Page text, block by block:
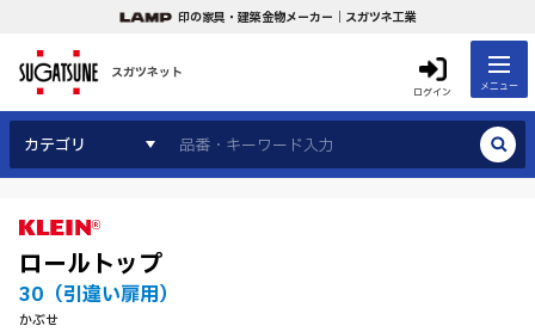
印の家具・建築金物メーカー｜スガツネ工業
スガツネット
ログイン メニュー
カテゴリ
ロールトップ
30（引違い扉用）
かぶせ